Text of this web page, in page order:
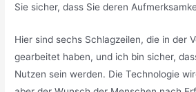
Sie sicher, dass Sie deren
Hier sind sechs Schlagzeilen, die in der
gearbeitet haben, und ich bin sicher,
Nutzen sein werden. Die Technologie